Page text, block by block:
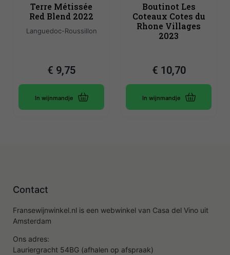
Terre Métissée
Red Blend 2022
Languedoc-Roussillon
€ 9,75
In wijnmandje
Boutinot Les
Coteaux Cotes du
Rhone Villages
2023
€ 10,70
In wijnmandje
Contact
Fransewijnwinkel.nl is een webwinkel van Casa del Vino uit
Amsterdam
Ons adres:
Lauriergracht 54BG (afhalen op afspraak)